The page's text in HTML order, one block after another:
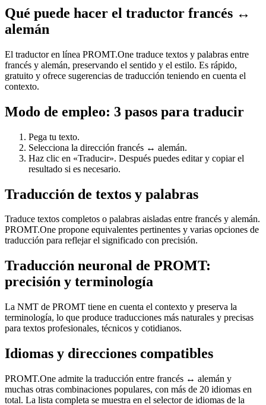
Qué puede hacer el traductor francés ↔
alemán
El traductor en línea PROMT.One traduce textos y palabras entre
francés y alemán, preservando el sentido y el estilo. Es rápido,
gratuito y ofrece sugerencias de traducción teniendo en cuenta el
contexto.
Modo de empleo: 3 pasos para traducir
Pega tu texto.
Selecciona la dirección francés ↔ alemán.
Haz clic en «Traducir». Después puedes editar y copiar el
resultado si es necesario.
Traducción de textos y palabras
Traduce textos completos o palabras aisladas entre francés y alemán.
PROMT.One propone equivalentes pertinentes y varias opciones de
traducción para reflejar el significado con precisión.
Traducción neuronal de PROMT:
precisión y terminología
La NMT de PROMT tiene en cuenta el contexto y preserva la
terminología, lo que produce traducciones más naturales y precisas
para textos profesionales, técnicos y cotidianos.
Idiomas y direcciones compatibles
PROMT.One admite la traducción entre francés ↔ alemán y
muchas otras combinaciones populares, con más de 20 idiomas en
total. La lista completa se muestra en el selector de idiomas de la